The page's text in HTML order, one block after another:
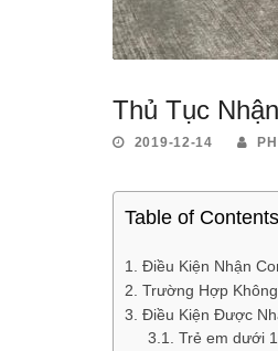
Thủ Tục
2019-12-14
Table of Contents
Điều Kiện Nhận
Trường Hợp
Điều Kiện Được
Trẻ em dưới